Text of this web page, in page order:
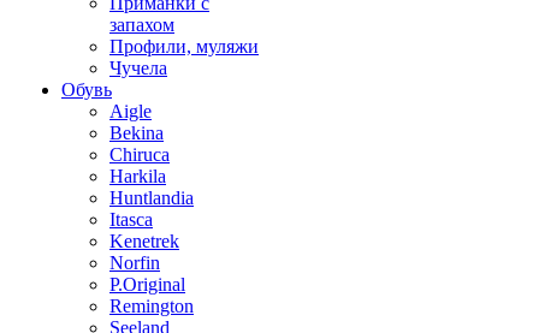
запахом
Профили, муляжи
Чучела
Обувь
Aigle
Bekina
Chiruсa
Harkila
Huntlandia
Itasca
Kenetrek
Norfin
P.Original
Remington
Seeland